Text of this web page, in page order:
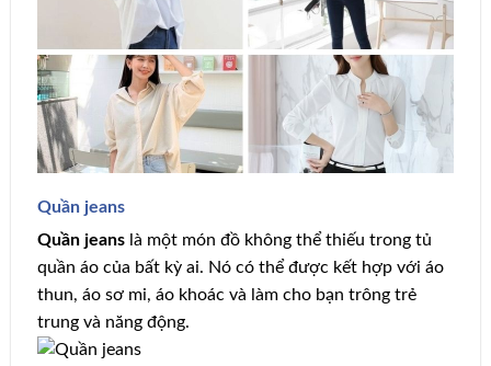
Quần jeans
Quần jeans là một món đồ không thể thiếu trong tủ
quần áo của bất kỳ ai. Nó có thể được kết hợp với áo
thun, áo sơ mi, áo khoác và làm cho bạn trông trẻ
trung và năng động.